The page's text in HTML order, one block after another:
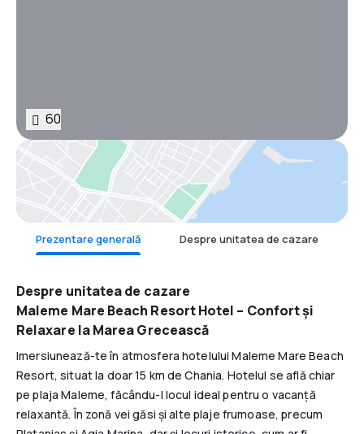
60
Hartă
Prezentare generală Despre unitatea de cazare
Despre unitatea de cazare
Maleme Mare Beach Resort Hotel – Confort și
Relaxare la Marea Grecească
Imersiunează-te în atmosfera hotelului Maleme Mare Beach
Resort, situat la doar 15 km de Chania. Hotelul se află chiar
pe plaja Maleme, făcându-l locul ideal pentru o vacanță
relaxantă. În zonă vei găsi și alte plaje frumoase, precum